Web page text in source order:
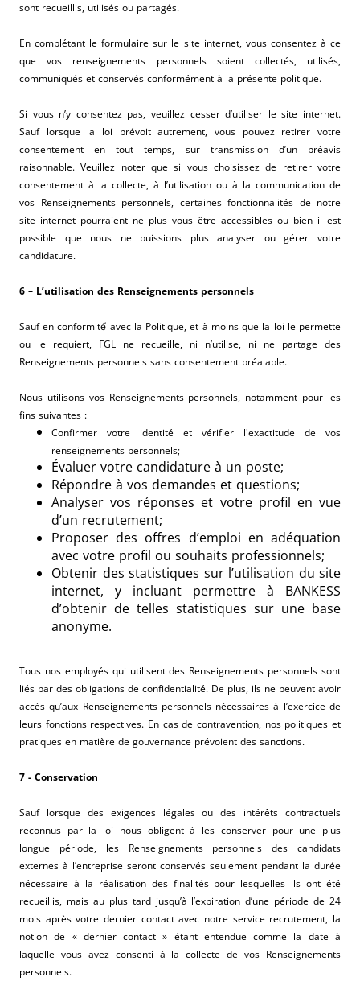
sont recueillis, utilisés ou partagés.
En complétant le formulaire sur le site internet, vous consentez à ce
que vos renseignements personnels soient collectés, utilisés,
communiqués et conservés conformément à la présente politique.
Si vous n’y consentez pas, veuillez cesser d’utiliser le site internet.
Sauf lorsque la loi prévoit autrement, vous pouvez retirer votre
consentement en tout temps, sur transmission d’un préavis
raisonnable. Veuillez noter que si vous choisissez de retirer votre
consentement à la collecte, à l’utilisation ou à la communication de
vos Renseignements personnels, certaines fonctionnalités de notre
site internet pourraient ne plus vous être accessibles ou bien il est
possible que nous ne puissions plus analyser ou gérer votre
candidature.
6 – L’utilisation des Renseignements personnels
Sauf en conformité́ avec la Politique, et à moins que la loi le permette
ou le requiert, FGL ne recueille, ni n’utilise, ni ne partage des
Renseignements personnels sans consentement préalable.
Nous utilisons vos Renseignements personnels, notamment pour les
fins suivantes :
Confirmer votre identité et vérifier l'exactitude de vos
renseignements personnels;
Évaluer votre candidature à un poste;
Répondre à vos demandes et questions;
Analyser vos réponses et votre profil en vue
d’un recrutement;
Proposer des offres d’emploi en adéquation
avec votre profil ou souhaits professionnels;
Obtenir des statistiques sur l’utilisation du site
internet, y incluant permettre à BANKESS
d’obtenir de telles statistiques sur une base
anonyme.
Tous nos employés qui utilisent des Renseignements personnels sont
liés par des obligations de confidentialité. De plus, ils ne peuvent avoir
accès qu’aux Renseignements personnels nécessaires à l’exercice de
leurs fonctions respectives. En cas de contravention, nos politiques et
pratiques en matière de gouvernance prévoient des sanctions.
7 - Conservation
Sauf lorsque des exigences légales ou des intérêts contractuels
reconnus par la loi nous obligent à les conserver pour une plus
longue période, les Renseignements personnels des candidats
externes à l’entreprise seront conservés seulement pendant la durée
nécessaire à la réalisation des finalités pour lesquelles ils ont été
recueillis, mais au plus tard jusqu’à l’expiration d’une période de 24
mois après votre dernier contact avec notre service recrutement, la
notion de « dernier contact » étant entendue comme la date à
laquelle vous avez consenti à la collecte de vos Renseignements
personnels.